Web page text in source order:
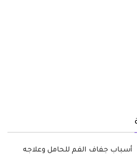
أسباب جفاف الفم للحامل وعلاجه